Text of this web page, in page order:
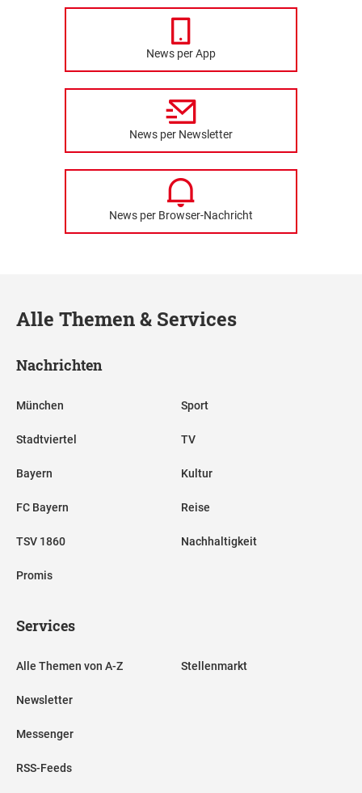
News per App
News per Newsletter
News per Browser-Nachricht
Alle Themen & Services
Nachrichten
München
Stadtviertel
Bayern
FC Bayern
TSV 1860
Promis
Sport
TV
Kultur
Reise
Nachhaltigkeit
Services
Alle Themen von A-Z
Newsletter
Messenger
RSS-Feeds
Stellenmarkt